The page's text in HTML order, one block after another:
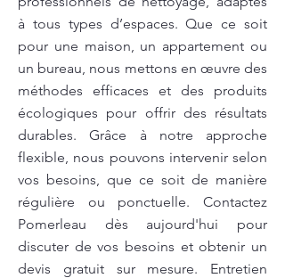
à tous types d’espaces. Que ce soit
pour une maison, un appartement ou
un bureau, nous mettons en œuvre des
méthodes efficaces et des produits
écologiques pour offrir des résultats
durables. Grâce à notre approche
flexible, nous pouvons intervenir selon
vos besoins, que ce soit de manière
régulière ou ponctuelle. Contactez
Pomerleau dès aujourd'hui pour
discuter de vos besoins et obtenir un
devis gratuit sur mesure. Entretien